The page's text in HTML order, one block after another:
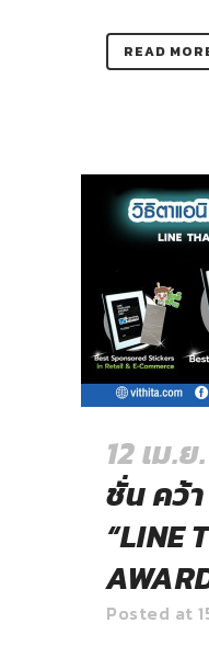
READ
12 เม.ย.
ชั่น คว้
“LINE
Posted at